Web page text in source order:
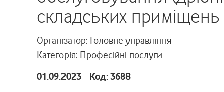
складських
Організатор: Головне управління
Категорія: Професійні послуги
01.09.2023 Код: 3688